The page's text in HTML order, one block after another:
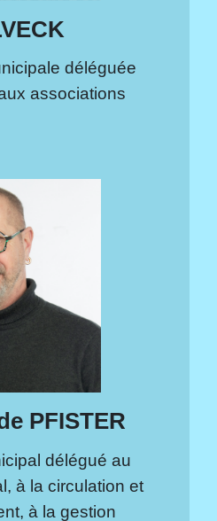
déléguée
associations
PFISTER
délégué au
à la circulation et
à la gestion